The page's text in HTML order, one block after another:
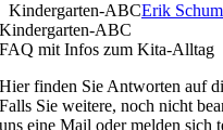
Kindergarten-ABCErik
Kindergarten-ABC
FAQ mit Infos zum Kita-Alltag
Hier finden Sie Antworten auf
Falls Sie weitere, noch nicht
uns eine Mail oder melden sich